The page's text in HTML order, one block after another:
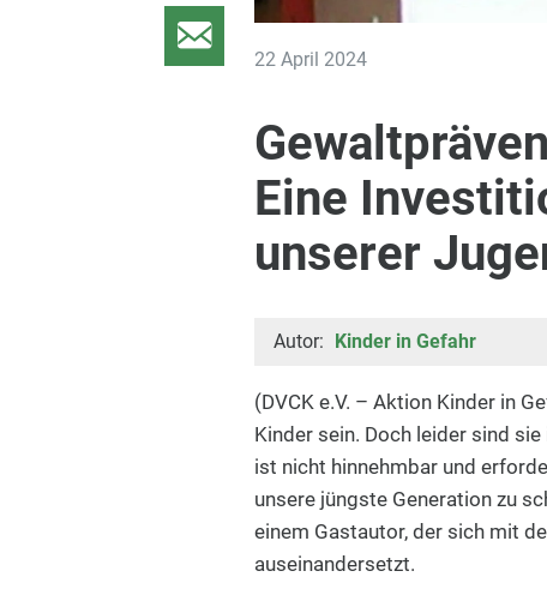
22 April 2024
Eine
unserer
Autor: Kinder in Gefahr
(DVCK e.V. – Aktion Kinder in
Kinder sein. Doch leider sind
ist nicht hinnehmbar und
unsere jüngste Generation zu
einem Gastautor, der sich mit
auseinandersetzt.